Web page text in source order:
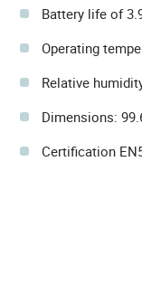
Battery life of
Operating
Relative
Dimensions:
Certification